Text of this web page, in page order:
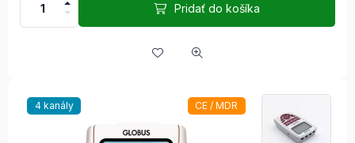
Pridať do košíka
4 kanály CE / MDR